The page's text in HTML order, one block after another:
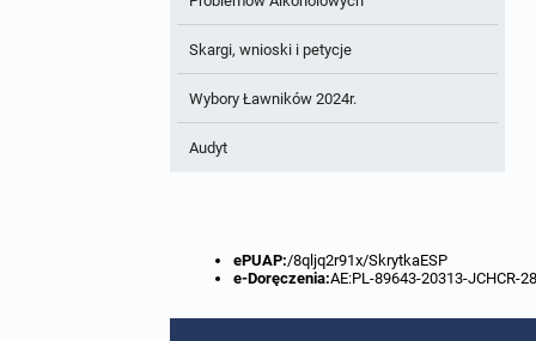
Skargi, wnioski i petycje
Wybory Ławników 2024r.
Audyt
ePUAP:/8qljq2r91x/SkrytkaESP
e-Doręczenia:AE:PL-89643-20313-JCHCR-28